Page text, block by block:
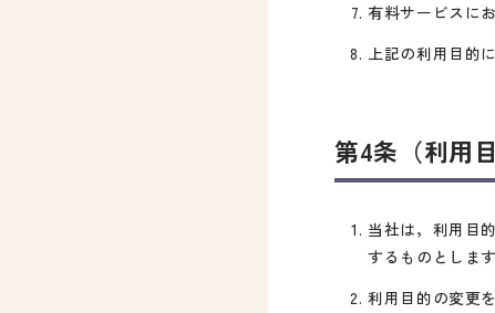
有料サービスに
上記の利用目的
第4条（利用
当社は，利用目
するものとします
利用目的の変更